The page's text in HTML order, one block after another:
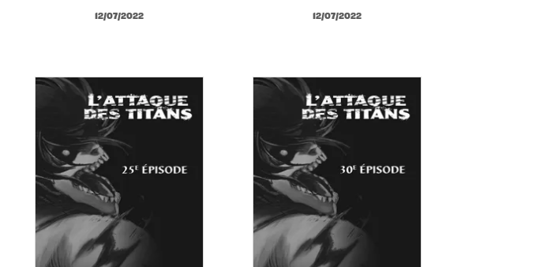
12/07/2022 12/07/2022